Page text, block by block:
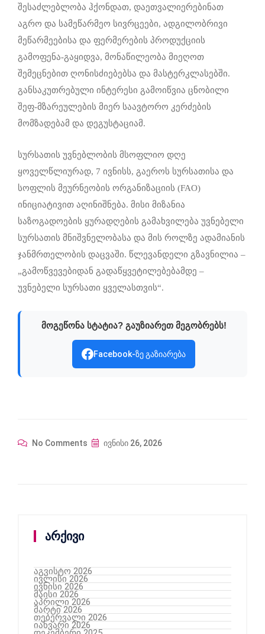
შესაძლებლობა ჰქონდათ, დაეთვალიერებინათ
აგრო და სამეწარმეო სივრცეები, ადგილობრივი
მეწარმეებისა და ფერმერების პროდუქციის
გამოფენა-გაყიდვა, მონაწილეობა მიეღოთ
შემეცნებით ღონისძიებებსა და მასტერკლასებში.
განსაკუთრებული ინტერესი გამოიწვია ცნობილი
შეფ-მზარეულების მიერ საავტორო კერძების
მომზადებამ და დეგუსტაციამ.
სურსათის უვნებლობის მსოფლიო დღე
ყოველწლიურად, 7 ივნისს, გაეროს სურსათისა და
სოფლის მეურნეობის ორგანიზაციის (FAO)
ინიციატივით აღინიშნება. მისი მიზანია
საზოგადოების ყურადღების გამახვილება უვნებელი
სურსათის მნიშვნელობასა და მის როლზე ადამიანის
ჯანმრთელობის დაცვაში. წლევანდელი გზავნილია –
„გამოწვევებიდან გადაწყვეტილებებამდე –
უვნებელი სურსათი ყველასთვის“.
მოგეწონა სტატია? გაუზიარეთ მეგობრებს!
Facebook-ზე გაზიარება
No Comments ივნისი 26, 2026
არქივი
აგვისტო 2026
ივლისი 2026
ივნისი 2026
მაისი 2026
აპრილი 2026
მარტი 2026
თებერვალი 2026
იანვარი 2026